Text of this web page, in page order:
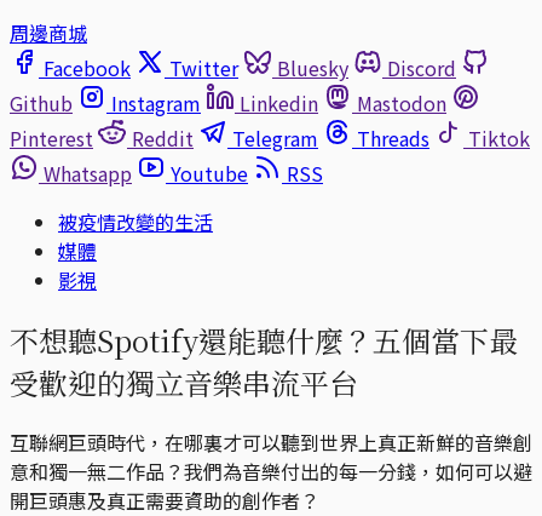
周邊商城
Facebook
Twitter Bluesky
Discord
Github
Instagram Linkedin
Mastodon
Pinterest
Reddit Telegram Threads
Tiktok
Whatsapp
Youtube
RSS
被疫情改變的生活
媒體
影視
不想聽Spotify還能聽什麼？五個當下最
受歡迎的獨立音樂串流平台
互聯網巨頭時代，在哪裏才可以聽到世界上真正新鮮的音樂創
意和獨一無二作品？我們為音樂付出的每一分錢，如何可以避
開巨頭惠及真正需要資助的創作者？